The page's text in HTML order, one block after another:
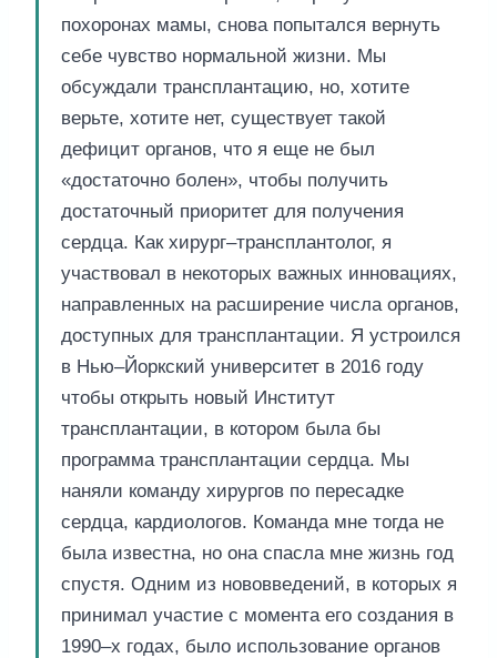
похоронах мамы, снова попытался вернуть
себе чувство нормальной жизни. Мы
обсуждали трансплантацию, но, хотите
верьте, хотите нет, существует такой
дефицит органов, что я еще не был
«достаточно болен», чтобы получить
достаточный приоритет для получения
сердца. Как хирург–трансплантолог, я
участвовал в некоторых важных инновациях,
направленных на расширение числа органов,
доступных для трансплантации. Я устроился
в Нью–Йоркский университет в 2016 году
чтобы открыть новый Институт
трансплантации, в котором была бы
программа трансплантации сердца. Мы
наняли команду хирургов по пересадке
сердца, кардиологов. Команда мне тогда не
была известна, но она спасла мне жизнь год
спустя. Одним из нововведений, в которых я
принимал участие с момента его создания в
1990–х годах, было использование органов